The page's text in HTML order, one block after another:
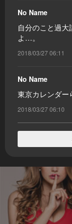
No Name
自分のこと過
よ…。
2018/03/27 06:11
No Name
東京カレンダー
2018/03/27 06:10